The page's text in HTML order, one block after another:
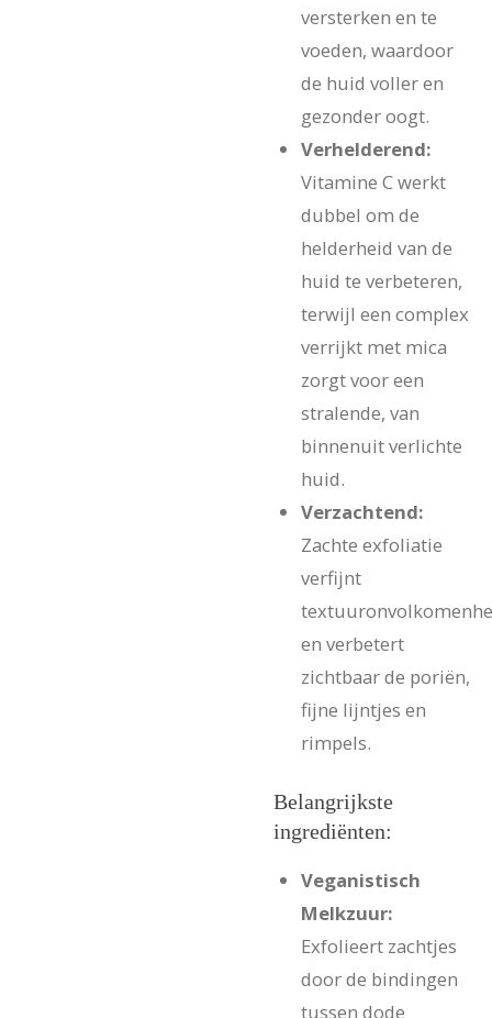
versterken en te
voeden, waardoor
de huid voller en
gezonder oogt.
Verhelderend:
Vitamine C werkt
dubbel om de
helderheid van de
huid te verbeteren,
terwijl een complex
verrijkt met mica
zorgt voor een
stralende, van
binnenuit verlichte
huid.
Verzachtend:
Zachte exfoliatie
verfijnt
en verbetert
zichtbaar de poriën,
fijne lijntjes en
rimpels.
Belangrijkste
ingrediënten:
Veganistisch
Melkzuur:
Exfolieert zachtjes
door de bindingen
tussen dode